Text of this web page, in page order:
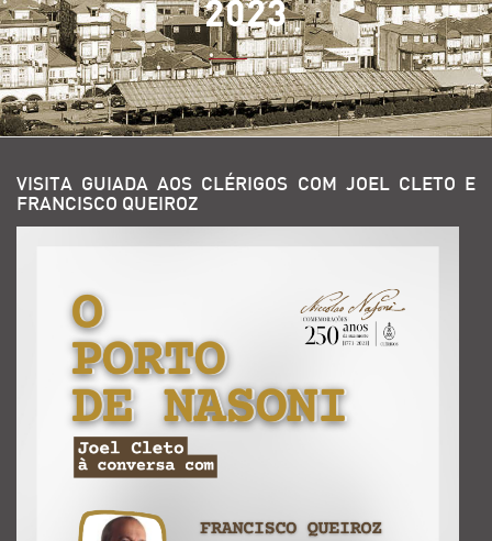
2023
VISITA GUIADA AOS CLÉRIGOS COM JOEL CLETO E
FRANCISCO QUEIROZ